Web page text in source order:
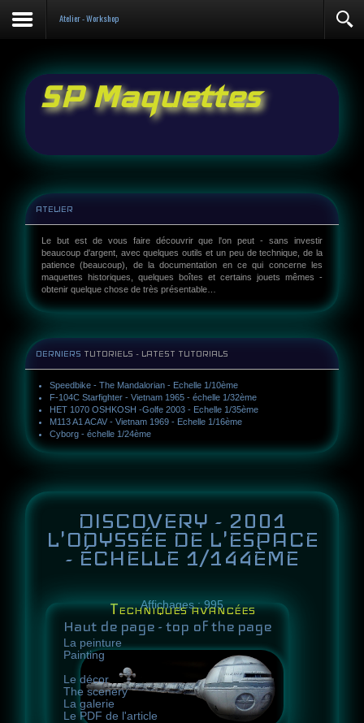
Atelier - Workshop
SP Maquettes
ATELIER
Le but est de vous faire découvrir que l'on peut - sans investir
beaucoup d'argent, avec quelques outils et un peu de technique, de la
patience (beaucoup), de la documentation en ce qui concerne les
maquettes historiques, quelques boîtes et certains jouets mêmes -
obtenir quelque chose de très présentable…
DERNIERS TUTORIELS - LATEST TUTORIALS
Speedbike - The Mandalorian - Echelle 1/10ème
F-104C Starfighter - Vietnam 1965 - échelle 1/32ème
HET 1070 OSHKOSH -Golfe 2003 - Echelle 1/35ème
M113 A1 ACAV - Vietnam 1969 - Echelle 1/16ème
Cyborg - échelle 1/24ème
DISCOVERY - 2001
L'ODYSSÉE DE L'ESPACE
- ÉCHELLE 1/144ÈME
Affichages : 995
Haut de page - top of the page
La peinture
Painting
Le décor
The scenery
La galerie
Le PDF de l'article
Techniques avancées